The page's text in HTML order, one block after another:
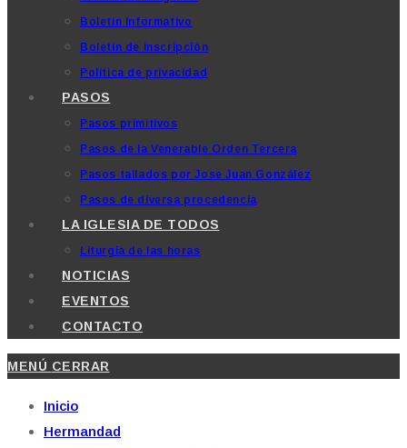
Boletín Informativo
Boletín de inscripción
Política de privacidad
PASOS
Pasos primitivos
Pasos de la Venerable Orden Tercera
Pasos tallados por Jose Juan González
Pasos de diversa procedencia
LA IGLESIA DE TODOS
Liturgia de las horas
NOTICIAS
EVENTOS
CONTACTO
MENÚ CERRAR
Inicio
Hermandad